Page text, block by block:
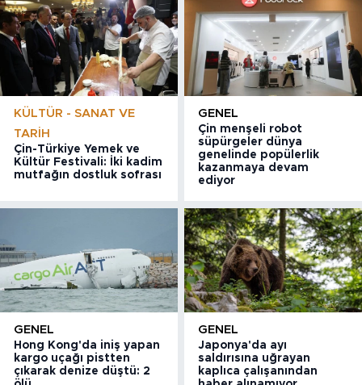
KÜLTÜR - SANAT VE
TARIH
Çin-Türkiye Yemek ve
Kültür Festivali: İki kadim
mutfağın dostluk sofrası
GENEL
Çin menşeli robot
süpürgeler dünya
genelinde popülerlik
kazanmaya devam
ediyor
GENEL
Hong Kong'da iniş yapan
kargo uçağı pistten
çıkarak denize düştü: 2
GENEL
Japonya'da ayı
saldırısına uğrayan
kaplıca çalışanından